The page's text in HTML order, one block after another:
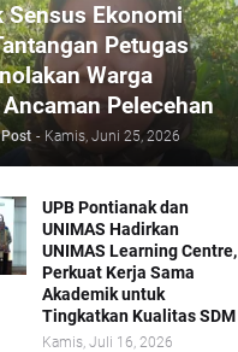
Sensus Ekonomi
Petugas
Warga
Pelecehan
- Kamis, Juni 25, 2026
UPB Pontianak dan
UNIMAS Hadirkan
UNIMAS Learning Centre,
Perkuat Kerja Sama
Akademik untuk
Tingkatkan Kualitas SDM
Kamis, Juli 16, 2026